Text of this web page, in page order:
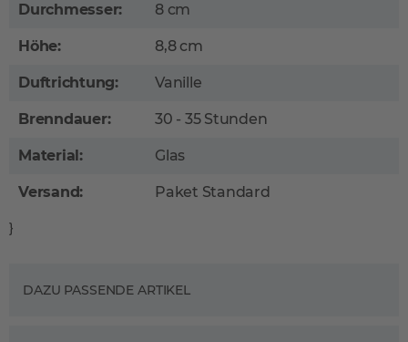
Durchmesser: 8 cm
Höhe: 8,8 cm
Duftrichtung: Vanille
Brenndauer: 30 - 35 Stunden
Material: Glas
Versand: Paket Standard
}
DAZU PASSENDE ARTIKEL